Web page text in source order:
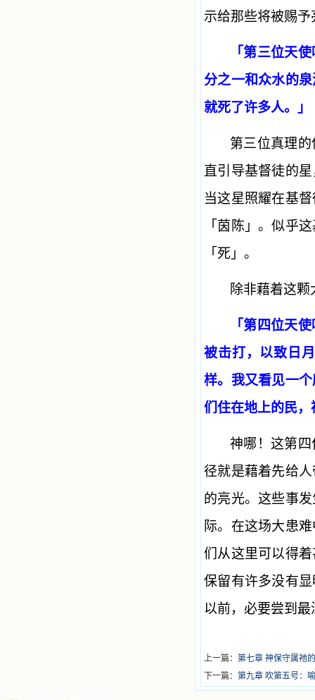
示给那些将被赐予
「第三位天
分之一和众水的
就死了许多人。」
第三位真理
直引导基督徒的
当这星照耀在基
「茵陈」。似乎
「死」。
除非藉着这
「第四位天
被击打，以致日
样。我又看见一
们住在地上的民
神哪！这第
径就是藉着先给
的亮光。这些事
际。在这场大患
们从这里可以得
保留有许多没有
以前，必要尝到
上一篇： 第七章 神保守属祂
下一篇： 第九章 吹第五号：